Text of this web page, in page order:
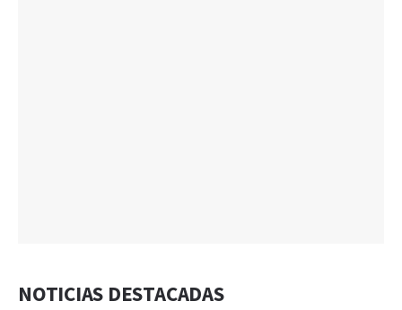
NOTICIAS DESTACADAS